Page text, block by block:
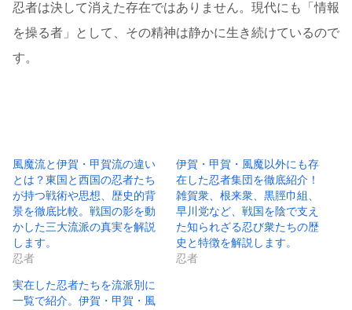
忍者は決して消えた存在ではありません。現代にも「情報
を操る者」として、その精神は静かに生き続けているので
す。
風魔流と伊賀・甲賀流の違い
とは？東国と西国の忍者たち
が持つ戦術や思想、歴史的背
景を徹底比較。戦国の影を動
かした三大流派の真実を解説
します。
忍者
伊賀・甲賀・風魔以外にも存
在した忍者集団を徹底紹介！
雑賀衆、根来衆、黒脛巾組、
早川党など、戦国を陰で支え
た知られざる忍び衆たちの歴
史と特徴を解説します。
忍者
実在した忍者たちを流派別に
一覧で紹介。伊賀・甲賀・風